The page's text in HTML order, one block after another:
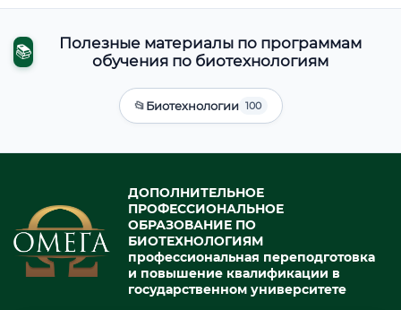
📚
Полезные материалы по программам
обучения по биотехнологиям
📂Биотехнологии 100
ДОПОЛНИТЕЛЬНОЕ
ПРОФЕССИОНАЛЬНОЕ
ОБРАЗОВАНИЕ ПО
БИОТЕХНОЛОГИЯМ
профессиональная переподготовка
и повышение квалификации в
государственном университете